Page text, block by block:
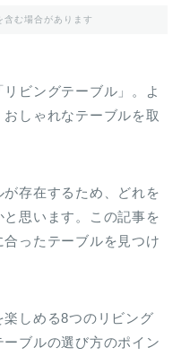
含む場合があります
ビングテーブル」。よ
しゃれなテーブルを取
存在するため、どれを
思います。この記事を
ったテーブルを見つけ
しめる8つのリビング
ブルの選び方のポイン